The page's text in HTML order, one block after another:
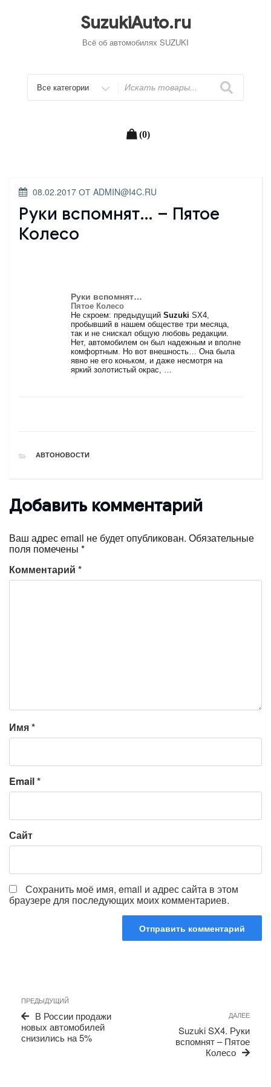
SuzukiAuto.ru
Всё об автомобилях SUZUKI
Искать
(0)
ОПУБЛИКОВАНО
08.02.2017 ОТ ADMIN@I4C.RU
Руки вспомнят… – Пятое
Колесо
Руки вспомнят…
Пятое Колесо
Не скроем: предыдущийSuzuki SX4,
пробывший в нашем обществе три месяца,
так и не снискал общую любовь редакции.
Нет, автомобилем он был надежным и вполне
комфортным. Но вот внешность… Она была
явно не его коньком, и даже несмотря на
яркий золотистый окрас, …
РУБРИКИ
АВТОНОВОСТИ
Добавить комментарий
Ваш адрес email не будет опубликован. Обязательные
поля помечены *
Комментарий *
Имя*
Email*
Сайт
Сохранить моё имя, email и адрес сайта в этом
браузере для последующих моих комментариев.
по
записям
Предыдущая
запись
ПРЕДЫДУЩИЙ
В России продажи
новых автомобилей
снизились на 5%
ДАЛЕЕ
Suzuki SX4. Руки
вспомнят – Пятое
Колесо